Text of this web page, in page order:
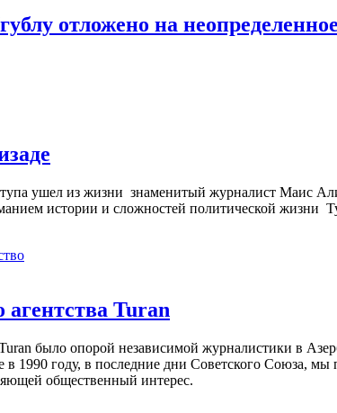
отложено на
ушел из жизни знаменитый журналист Маис
истории и сложностей политической жизни
Turan
было опорой независимой журналистики в
в 1990 году, в последние дни Советского Союза,
общественный интерес.